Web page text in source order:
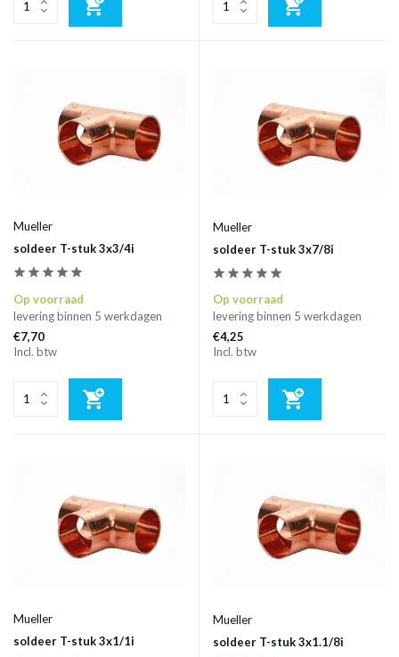
Mueller
soldeer T-stuk 3x3/4i
Op voorraad
levering binnen 5 werkdagen
€7,70
Incl. btw
Mueller
soldeer T-stuk 3x7/8i
Op voorraad
levering binnen 5 werkdagen
€4,25
Incl. btw
Mueller
soldeer T-stuk 3x1/1i
Mueller
soldeer T-stuk 3x1.1/8i